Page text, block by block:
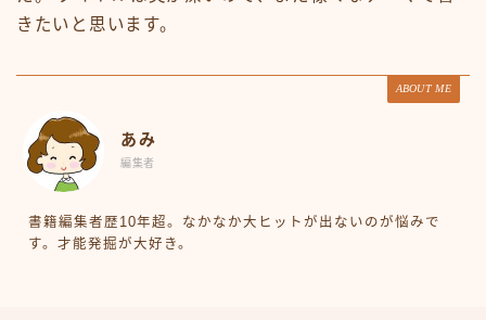
きたいと思います。
ABOUT ME
あみ
編集者
書籍編集者歴10年超。なかなか大ヒットが出ないのが悩みで
す。才能発掘が大好き。